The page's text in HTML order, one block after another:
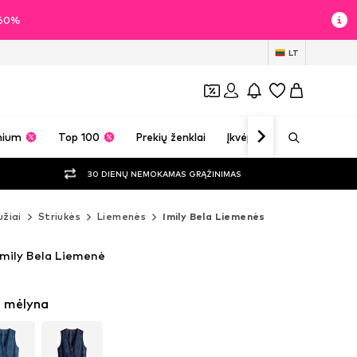
LT
Top 100 Prekių ženklai Įkvėpimas
30 DIENŲ NEMOKAMAS GRĄŽINIMAS
Striukės Liemenės Imily Bela Liemenės
Bela Liemenė
mėlyna